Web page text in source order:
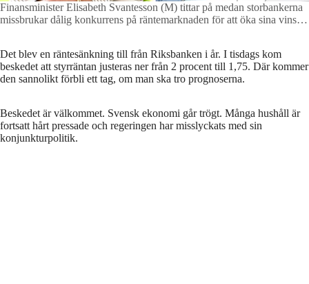
Finansminister Elisabeth Svantesson (M) tittar på medan storbankerna
missbrukar dålig konkurrens på räntemarknaden för att öka sina vinster
Det blev en räntesänkning till från Riksbanken i år. I tisdags kom
beskedet att styrräntan justeras ner från 2 procent till 1,75. Där kommer
den sannolikt förbli ett tag, om man ska tro prognoserna.
Beskedet är välkommet. Svensk ekonomi går trögt. Många hushåll är
fortsatt hårt pressade och regeringen har misslyckats med sin
konjunkturpolitik.